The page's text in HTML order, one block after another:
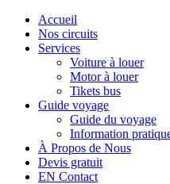
Accueil
Nos circuits
Services
Voiture à louer
Motor à louer
Tikets bus
Guide voyage
Guide du voyage
Information
À Propos de Nous
Devis gratuit
EN Contact